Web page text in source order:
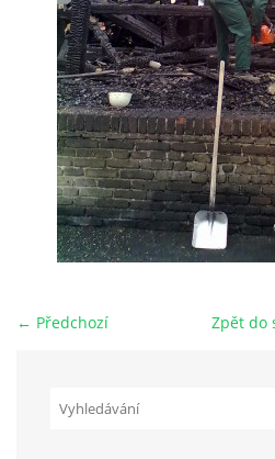
FOTOALBUM
ČLENOVÉ - SOUČASNOST
HRY DO ROKU 1973
MÍSTO PRO VAŠE VZKAZY!!
Občanská vzdělávací jednota
← Předchozí Zpět do